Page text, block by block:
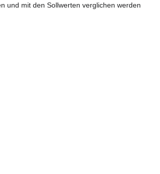
und mit den Sollwerten verglichen werden